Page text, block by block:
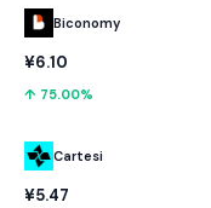
Biconomy
¥6.10
↑ 75.00%
Cartesi
¥5.47